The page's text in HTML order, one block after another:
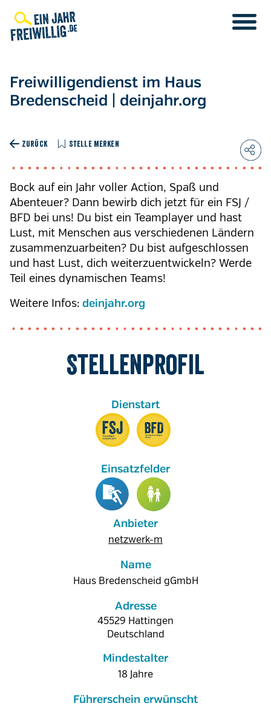
zum
Inhalt
Freiwilligendienst im Haus
Bredenscheid | deinjahr.org
ZURÜCK STELLE MERKEN
Bock auf ein Jahr voller Action, Spaß und
Abenteuer? Dann bewirb dich jetzt für ein FSJ /
BFD bei uns! Du bist ein Teamplayer und hast
Lust, mit Menschen aus verschiedenen Ländern
zusammenzuarbeiten? Du bist aufgeschlossen
und hast Lust, dich weiterzuentwickeln? Werde
Teil eines dynamischen Teams!
Weitere Infos: deinjahr.org
Stellenprofil
Anbieter
netzwerk-m
Name
Haus Bredenscheid gGmbH
Adresse
45529 Hattingen
Deutschland
Mindestalter
18 Jahre
Führerschein erwünscht